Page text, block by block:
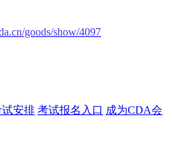
goods/show/4097
安排 考试报名入口 成为CDA会